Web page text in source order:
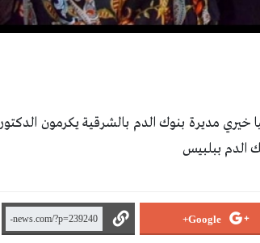
مديرة بنوك الدم بالشرقية يكرمون الدكتور
الدم ببلبيس
Google+